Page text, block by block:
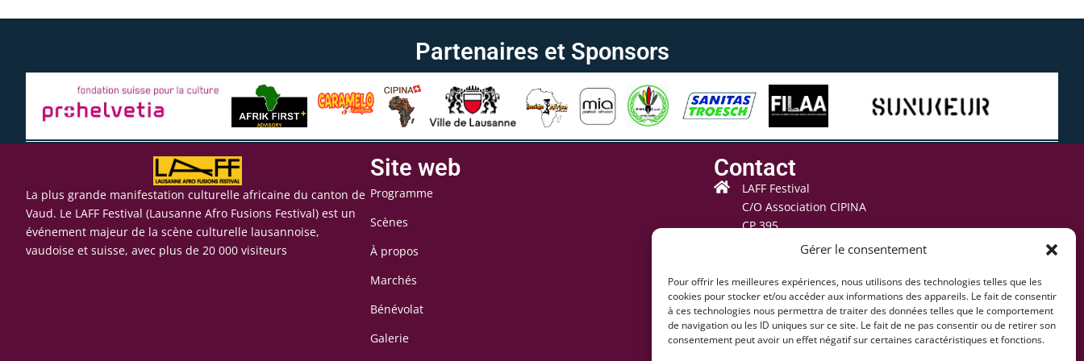
Gérer le consentement
Pour offrir les meilleures expériences, nous utilisons des technologies telles que les
cookies pour stocker et/ou accéder aux informations des appareils. Le fait de consentir
à ces technologies nous permettra de traiter des données telles que le comportement
de navigation ou les ID uniques sur ce site. Le fait de ne pas consentir ou de retirer son
consentement peut avoir un effet négatif sur certaines caractéristiques et fonctions.
Partenaires et Sponsors
La plus grande manifestation culturelle africaine du canton de
Vaud. Le LAFF Festival (Lausanne Afro Fusions Festival) est un
événement majeur de la scène culturelle lausannoise,
vaudoise et suisse, avec plus de 20 000 visiteurs
Site web
Programme
Scènes
À propos
Marchés
Bénévolat
Galerie
Contact
LAFF Festival
C/O Association CIPINA
CP 395
1001 Lausanne
contact@lausaff.org
laff_festival